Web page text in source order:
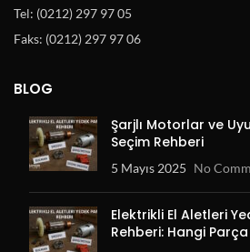
Tel: (0212) 297 97 05
Faks: (0212) 297 97 06
BLOG
Şarjlı Motorlar ve
Seçim Rehberi
5 Mayıs 2025 No
Elektrikli El Aletleri
Rehberi: Hangi